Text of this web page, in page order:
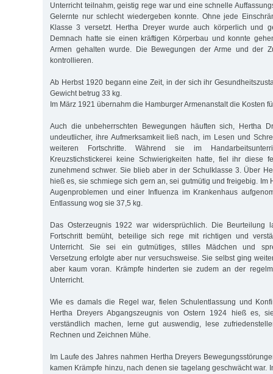
Unterricht teilnahm, geistig rege war und eine schnelle
Gelernte nur schlecht wiedergeben konnte. Ohne jede
Klasse 3 versetzt. Hertha Dreyer wurde auch körperlich und
Demnach hatte sie einen kräftigen Körperbau und konnte
Armen gehalten wurde. Die Bewegungen der Arme und der
kontrollieren.
Ab Herbst 1920 begann eine Zeit, in der sich ihr
Gewicht betrug 33 kg.
Im März 1921 übernahm die Hamburger Armenanstalt die Kosten
Auch die unbeherrschten Bewegungen häuften sich, Hertha
undeutlicher, ihre Aufmerksamkeit ließ nach, im Lesen und
weiteren Fortschritte. Während sie im
Kreuzstichstickerei keine Schwierigkeiten hatte, fiel ihr diese
zunehmend schwer. Sie blieb aber in der Schulklasse 3. Über
hieß es, sie schmiege sich gern an, sei gutmütig und freigebig. Im
Augenproblemen und einer Influenza im Krankenhaus
Entlassung wog sie 37,5 kg.
Das Osterzeugnis 1922 war widersprüchlich. Die Beurteilung
Fortschritt bemüht, beteilige sich rege mit richtigen und
Unterricht. Sie sei ein gutmütiges, stilles Mädchen und
Versetzung erfolgte aber nur versuchsweise. Sie selbst ging
aber kaum voran. Krämpfe hinderten sie zudem an der
Unterricht.
Wie es damals die Regel war, fielen Schulentlassung und
Hertha Dreyers Abgangszeugnis von Ostern 1924 hieß es,
verständlich machen, lerne gut auswendig, lese
Rechnen und Zeichnen Mühe.
Im Laufe des Jahres nahmen Hertha Dreyers
kamen Krämpfe hinzu, nach denen sie tagelang geschwächt war.